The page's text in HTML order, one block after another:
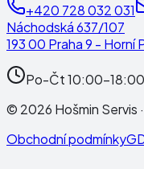
+420 728 032 031
Náchodská 637/107
193 00 Praha 9 - Horní
Po-Čt 10:00-
© 2026 Hošmin Servis
Obchodní podmínky